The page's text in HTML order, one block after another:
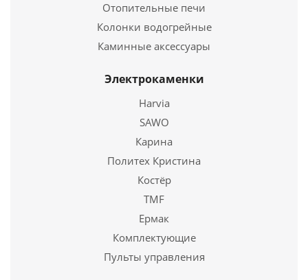
Подробнее
Чугунная печь для бани Искандер ЗК 14 (M) Ураган
50 000руб.
Отопительные печи
Колонки водогрейные
Каминные аксессуары
Электрокаменки
Harvia
SAWO
Карина
Политех Кристина
Костёр
TMF
Ермак
Комплектующие
Пульты управления